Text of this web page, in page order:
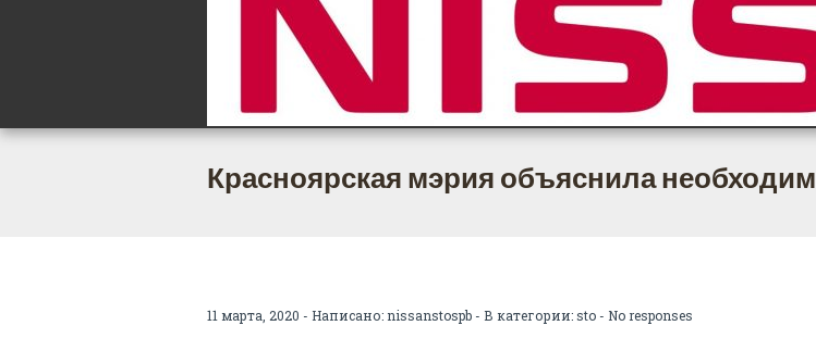
Красноярская мэрия объяснила
11 марта, 2020 - Написано: nissanstospb - В категории:sto - No responses